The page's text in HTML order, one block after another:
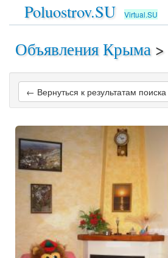
Poluostrov.SU Virtual.SU
Объявления Крыма >
← Вернуться к результатам поиска